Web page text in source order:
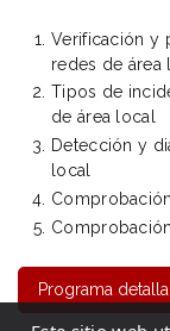
Verificación y
redes de área
Tipos de
de área local
Detección y
local
Programa